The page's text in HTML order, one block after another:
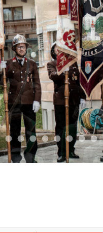
024
Aktuell 019
Auto 010Start 010
Start 002Auto 002Auto 009Auto 006
Start